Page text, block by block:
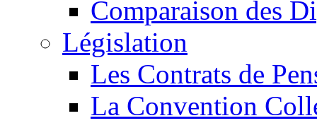
Comparaison des
Législation
Les Contrats de
La Convention